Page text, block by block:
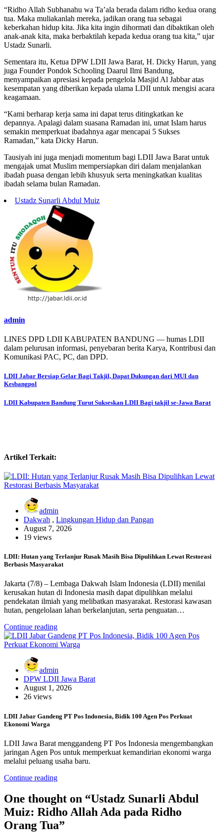
“Ridho Allah Subhanahu wa Ta’ala berada dalam ridho kedua orang
tua. Maka muliakanlah mereka, jadikan orang tua sebagai
keberkahan hidup kita. Jika kita ingin dihormati dan dibaktikan oleh
anak-anak kita, maka berbaktilah kepada kedua orang tua kita,” ujar
Ustadz Sunarli.
Sementara itu, Ketua DPW LDII Jawa Barat, H. Dicky Harun, yang
juga Founder Pondok Schooling Daarul Ilmi Bandung,
menyampaikan apresiasi kepada pengelola Masjid Al Jabbar atas
kesempatan yang diberikan kepada ulama LDII untuk mengisi acara
keagamaan.
“Kami berharap kerja sama ini dapat terus ditingkatkan ke
depannya. Apalagi dalam suasana Ramadan ini, umat Islam harus
semakin memperkuat ibadahnya agar mencapai 5 Sukses
Ramadan,” kata Dicky Harun.
Tausiyah ini juga menjadi momentum bagi LDII Jawa Barat untuk
mengajak umat Muslim mempersiapkan diri dalam menjalankan
ibadah puasa dengan lebih khusyuk serta meningkatkan kualitas
ibadah selama bulan Ramadan.
Ustadz Sunarli Abdul Muiz
admin
LINES DPD LDII KABUPATEN BANDUNG — humas LDII
dalam pelurusan informasi, penyebaran berita Karya, Kontribusi dan
Komunikasi PAC, PC, dan DPD.
Post
navigation
LDII Jabar Bersiap Gelar Bagi Takjil, Dapat Dukungan dari MUI dan
Kesbangpol
LDII Kabupaten Bandung Turut Sukseskan LDII Bagi takjil se-Jawa Barat
Artikel Terkait:
admin
Dakwah , Lingkungan Hidup dan Pangan
August 7, 2026
19 views
LDII: Hutan yang Terlanjur Rusak Masih Bisa Dipulihkan Lewat Restorasi
Berbasis Masyarakat
Jakarta (7/8) – Lembaga Dakwah Islam Indonesia (LDII) menilai
kerusakan hutan di Indonesia masih dapat dipulihkan melalui
pendekatan ilmiah yang melibatkan masyarakat. Restorasi kawasan
hutan, pengelolaan lahan berkelanjutan, serta penguatan…
Continue reading
admin
DPW LDII Jawa Barat
August 1, 2026
26 views
LDII Jabar Gandeng PT Pos Indonesia, Bidik 100 Agen Pos Perkuat
Ekonomi Warga
LDII Jawa Barat menggandeng PT Pos Indonesia mengembangkan
jaringan Agen Pos untuk memperkuat kemandirian ekonomi warga
melalui peluang usaha baru.
Continue reading
One thought on “Ustadz Sunarli Abdul
Muiz: Ridho Allah Ada pada Ridho
Orang Tua”